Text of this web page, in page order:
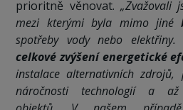
prioritně věnovat. „Zvažovali
mezi kterými byla mimo jiné
spotřeby vody nebo elektřiny.
celkové zvýšení energetické
instalace alternativních zdrojů,
náročnosti technologií a až